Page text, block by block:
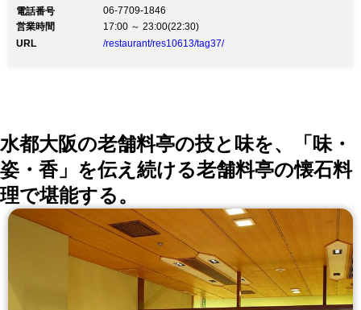
電話番号
06-7709-1846
営業時間
17:00 ～ 23:00(22:30)
URL
/restaurant/res10613/tag37/
水都大阪の老舗料亭の技と味を、「味・
姿・香」を伝え続ける老舗料亭の懐石料
理で堪能する。